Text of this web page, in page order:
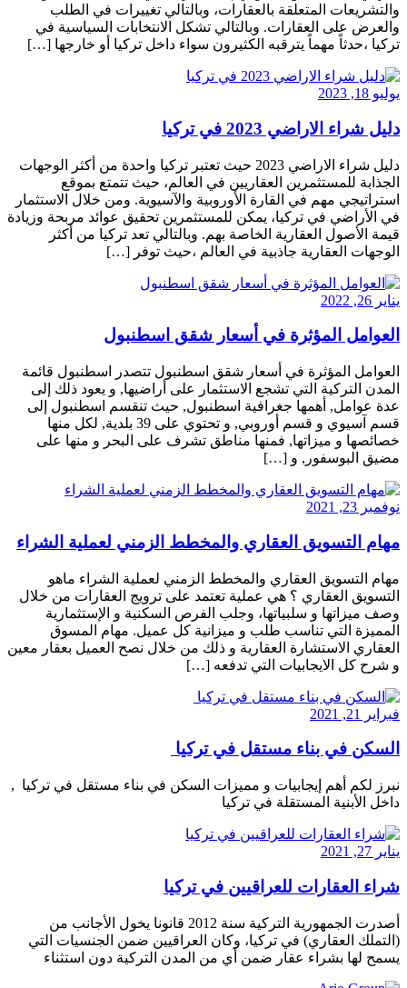
والتشريعات المتعلقة بالعقارات، وبالتالي تغييرات في الطلب
والعرض على العقارات. وبالتالي تشكل الانتخابات السياسية في
تركيا ،حدثاً مهماً يترقبه الكثيرون سواء داخل تركيا أو خارجها […]
يوليو 18, 2023
دليل شراء الاراضي 2023 في تركيا
دليل شراء الاراضي 2023 حيث تعتبر تركيا واحدة من أكثر الوجهات
الجذابة للمستثمرين العقاريين في العالم، حيث تتمتع بموقع
استراتيجي مهم في القارة الأوروبية والآسيوية. ومن خلال الاستثمار
في الأراضي في تركيا، يمكن للمستثمرين تحقيق عوائد مربحة وزيادة
قيمة الأصول العقارية الخاصة بهم. وبالتالي تعد تركيا من أكثر
الوجهات العقارية جاذبية في العالم ،حيث توفر […]
يناير 26, 2022
العوامل المؤثرة في أسعار شقق اسطنبول
العوامل المؤثرة في أسعار شقق اسطنبول تتصدر اسطنبول قائمة
المدن التركية التي تشجع الاستثمار على أراضيها, و يعود ذلك إلى
عدة عوامل, أهمها جغرافية اسطنبول, حيث تنقسم اسطنبول إلى
قسم آسيوي و قسم أوروبي, و تحتوي على 39 بلدية, لكل منها
خصائصها و ميزاتها, فمنها مناطق تشرف على البحر و منها على
مضيق البوسفور, و […]
نوفمبر 23, 2021
مهام التسويق العقاري والمخطط الزمني لعملية الشراء
مهام التسويق العقاري والمخطط الزمني لعملية الشراء ماهو
التسويق العقاري ؟ هي عملية تعتمد على ترويج العقارات من خلال
وصف ميزاتها و سلبياتها، وجلب الفرص السكنية و الإستثمارية
المميزة التي تناسب طلب و ميزانية كل عميل. مهام المسوق
العقاري الاستشارة العقارية و ذلك من خلال نصح العميل بعقار معين
و شرح كل الايجابيات التي تدفعه […]
فبراير 21, 2021
السكن في بناء مستقل في تركيا
نبرز لكم أهم إيجابيات و مميزات السكن في بناء مستقل في تركيا ,
داخل الأبنية المستقلة في تركيا
يناير 27, 2021
شراء العقارات للعراقيين في تركيا
أصدرت الجمهورية التركية سنة 2012 قانونا يخول الأجانب من
(التملك العقاري) في تركيا، وكان العراقيين ضمن الجنسيات التي
يسمح لها بشراء عقار ضمن أي من المدن التركية دون استثناء